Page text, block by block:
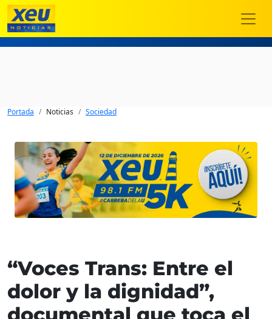
Portada Noticias Sociedad
“Voces Trans: Entre el
dolor y la dignidad”,